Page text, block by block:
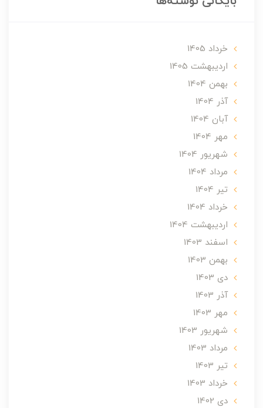
خرداد 1405
ارديبهشت 1405
بهمن 1404
آذر 1404
آبان 1404
مهر 1404
شهریور 1404
مرداد 1404
تير 1404
خرداد 1404
ارديبهشت 1404
اسفند 1403
بهمن 1403
دی 1403
آذر 1403
مهر 1403
شهریور 1403
مرداد 1403
تير 1403
خرداد 1403
دی 1402